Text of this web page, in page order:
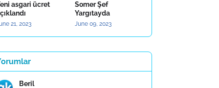
asgari ücret
21, 2023
Somer Şef
Yargıtayda
June 09, 2023
Beril